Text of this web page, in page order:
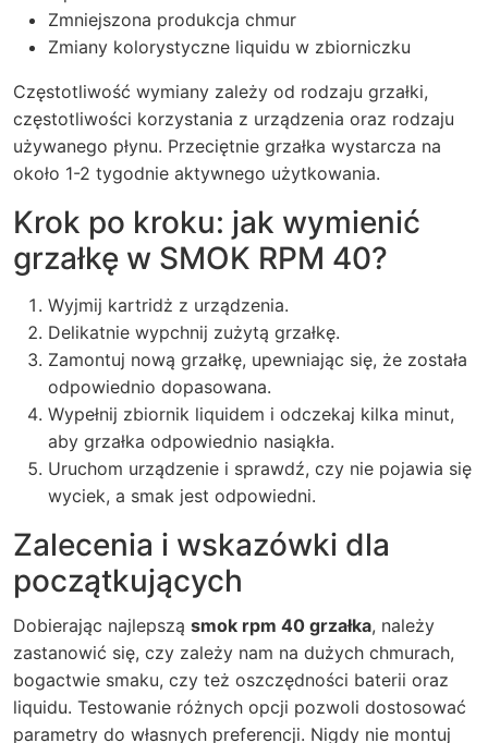
Zmniejszona produkcja chmur
Zmiany kolorystyczne liquidu w zbiorniczku
Częstotliwość wymiany zależy od rodzaju grzałki,
częstotliwości korzystania z urządzenia oraz rodzaju
używanego płynu. Przeciętnie grzałka wystarcza na
około 1-2 tygodnie aktywnego użytkowania.
Krok po kroku: jak wymienić
grzałkę w SMOK RPM 40?
Wyjmij kartridż z urządzenia.
Delikatnie wypchnij zużytą grzałkę.
Zamontuj nową grzałkę, upewniając się, że została
odpowiednio dopasowana.
Wypełnij zbiornik liquidem i odczekaj kilka minut,
aby grzałka odpowiednio nasiąkła.
Uruchom urządzenie i sprawdź, czy nie pojawia się
wyciek, a smak jest odpowiedni.
Zalecenia i wskazówki dla
początkujących
Dobierając najlepszą smok rpm 40 grzałka, należy
zastanowić się, czy zależy nam na dużych chmurach,
bogactwie smaku, czy też oszczędności baterii oraz
liquidu. Testowanie różnych opcji pozwoli dostosować
parametry do własnych preferencji. Nigdy nie montuj